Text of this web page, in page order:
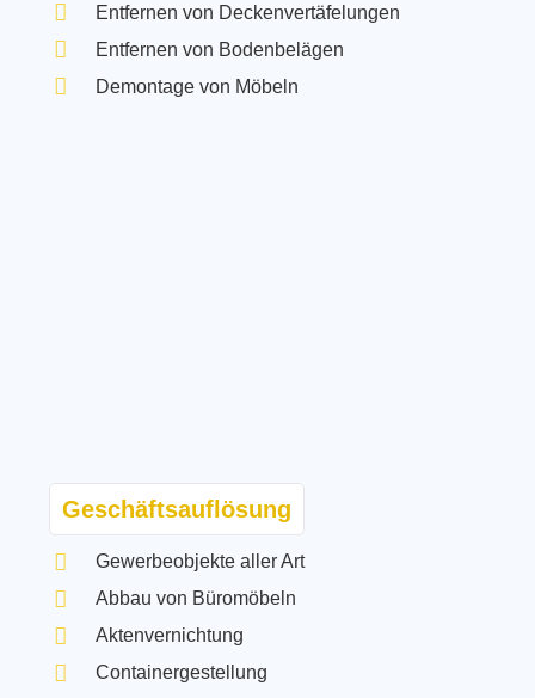
Entfernen von Deckenvertäfelungen
Entfernen von Bodenbelägen
Demontage von Möbeln
Geschäftsauflösung
Gewerbeobjekte aller Art
Abbau von Büromöbeln
Aktenvernichtung
Containergestellung